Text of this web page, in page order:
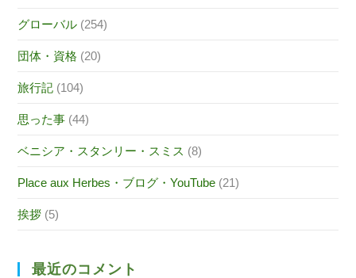
グローバル (254)
団体・資格 (20)
旅行記 (104)
思った事 (44)
ベニシア・スタンリー・スミス (8)
Place aux Herbes・ブログ・YouTube (21)
挨拶 (5)
最近のコメント